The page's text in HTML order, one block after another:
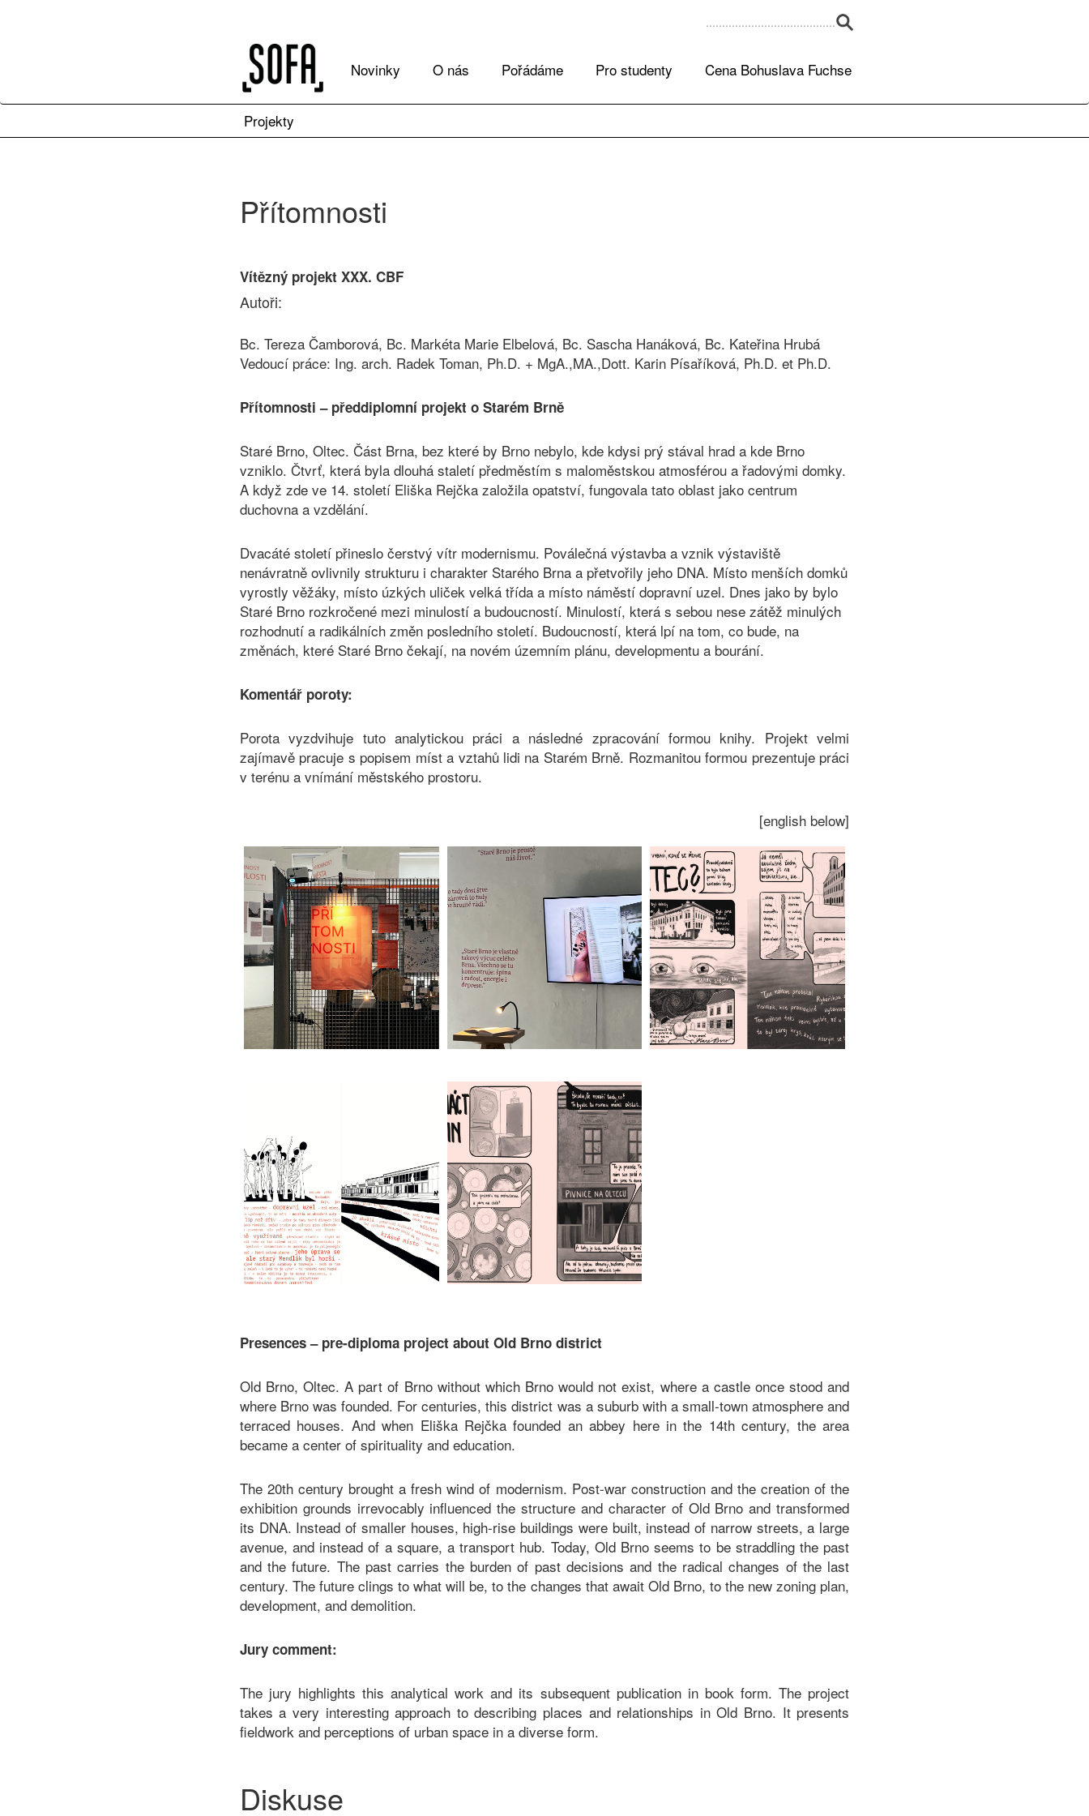
Cena Bohuslava Fuchse
Pro studenty
Pořádáme
O nás
Novinky
Projekty
Přítomnosti
Vítězný projekt XXX. CBF
Autoři:
Bc. Tereza Čamborová, Bc. Markéta Marie Elbelová, Bc. Sascha Hanáková, Bc. Kateřina Hrubá
Vedoucí práce: Ing. arch. Radek Toman, Ph.D. + MgA.,MA.,Dott. Karin Písaříková, Ph.D. et Ph.D.
Přítomnosti – předdiplomní projekt o Starém Brně
Staré Brno, Oltec. Část Brna, bez které by Brno nebylo, kde kdysi prý stával hrad a kde Brno
vzniklo. Čtvrť, která byla dlouhá staletí předměstím s maloměstskou atmosférou a řadovými domky.
A když zde ve 14. století Eliška Rejčka založila opatství, fungovala tato oblast jako centrum
duchovna a vzdělání.
Dvacáté století přineslo čerstvý vítr modernismu. Poválečná výstavba a vznik výstaviště
nenávratně ovlivnily strukturu i charakter Starého Brna a přetvořily jeho DNA. Místo menších domků
vyrostly věžáky, místo úzkých uliček velká třída a místo náměstí dopravní uzel. Dnes jako by bylo
Staré Brno rozkročené mezi minulostí a budoucností. Minulostí, která s sebou nese zátěž minulých
rozhodnutí a radikálních změn posledního století. Budoucností, která lpí na tom, co bude, na
změnách, které Staré Brno čekají, na novém územním plánu, developmentu a bourání.
Komentář poroty:
Porota vyzdvihuje tuto analytickou práci a následné zpracování formou knihy. Projekt velmi
zajímavě pracuje s popisem míst a vztahů lidi na Starém Brně. Rozmanitou formou prezentuje práci
v terénu a vnímání městského prostoru.
[english below]
Presences – pre-diploma project about Old Brno district
Old Brno, Oltec. A part of Brno without which Brno would not exist, where a castle once stood and
where Brno was founded. For centuries, this district was a suburb with a small-town atmosphere and
terraced houses. And when Eliška Rejčka founded an abbey here in the 14th century, the area
became a center of spirituality and education.
The 20th century brought a fresh wind of modernism. Post-war construction and the creation of the
exhibition grounds irrevocably influenced the structure and character of Old Brno and transformed
its DNA. Instead of smaller houses, high-rise buildings were built, instead of narrow streets, a large
avenue, and instead of a square, a transport hub. Today, Old Brno seems to be straddling the past
and the future. The past carries the burden of past decisions and the radical changes of the last
century. The future clings to what will be, to the changes that await Old Brno, to the new zoning plan,
development, and demolition.
Jury comment:
The jury highlights this analytical work and its subsequent publication in book form. The project
takes a very interesting approach to describing places and relationships in Old Brno. It presents
fieldwork and perceptions of urban space in a diverse form.
Diskuse